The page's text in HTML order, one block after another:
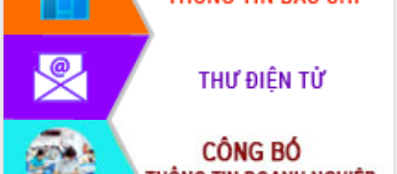
Lễ truy điệu và an táng hài cốt liệt sĩ
tại Nghĩa trang Liệt sĩ xã Sơn Hòa
Bàn giải pháp tháo gỡ khó khăn trong
xuất khẩu sầu riêng và triển khai quy
định EUDR
Thứ trưởng Bộ Nông nghiệp và Môi
trường Nguyễn Hoàng Hiệp khảo sát
vùng trồng và doanh nghiệp đóng gói
sầu riêng tại Đắk Lắk